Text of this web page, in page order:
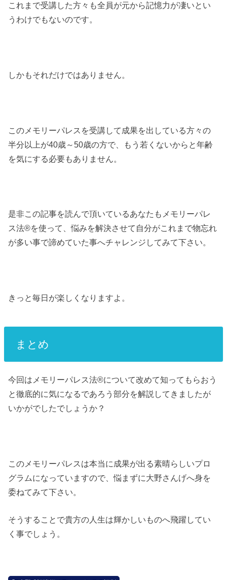
これまで受講した方々も全員が元から記憶力が凄いとい
うわけでもないのです。
しかもそれだけではありません。
このメモリーパレスを受講して成果を出している方々の
半分以上が40歳～50歳の方で、もう若くないからと年齢
を気にする必要もありません。
是非この記事を読んで頂いているあなたもメモリーパレ
ス法®︎を使って、悩みを解決させて自分がこれまで物忘れ
が多い事で諦めていた事へチャレンジしてみて下さい。
きっと毎日が楽しくなりますよ。
まとめ
今回はメモリーパレス法®︎について改めて知ってもらおう
と徹底的に気になるであろう部分を解説してきましたが
いかがでしたでしょうか？
このメモリーパレスは本当に成果が出る素晴らしいプロ
グラムになっていますので、悩まずに大野さんげへ身を
委ねてみて下さい。
そうすることで貴方の人生は輝かしいものへ飛躍してい
く事でしょう。